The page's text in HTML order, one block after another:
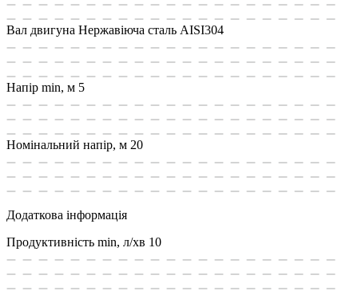
Вал двигуна Нержавіюча сталь AISI304
Напір min, м 5
Номінальний напір, м 20
Додаткова інформація
Продуктивність min, л/хв 10